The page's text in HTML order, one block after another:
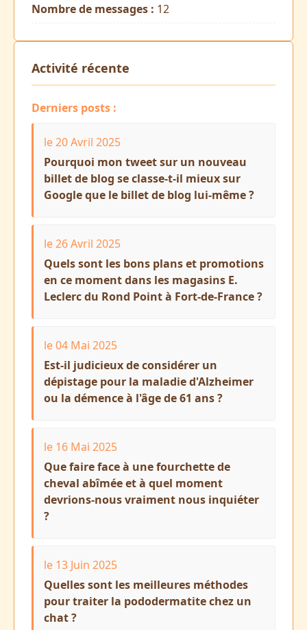
Nombre de messages : 12
Activité récente
Derniers posts :
le 20 Avril 2025
Pourquoi mon tweet sur un nouveau
billet de blog se classe-t-il mieux sur
Google que le billet de blog lui-même ?
le 26 Avril 2025
Quels sont les bons plans et promotions
en ce moment dans les magasins E.
Leclerc du Rond Point à Fort-de-France ?
le 04 Mai 2025
Est-il judicieux de considérer un
dépistage pour la maladie d'Alzheimer
ou la démence à l'âge de 61 ans ?
le 16 Mai 2025
Que faire face à une fourchette de
cheval abîmée et à quel moment
devrions-nous vraiment nous inquiéter
?
le 13 Juin 2025
Quelles sont les meilleures méthodes
pour traiter la pododermatite chez un
chat ?